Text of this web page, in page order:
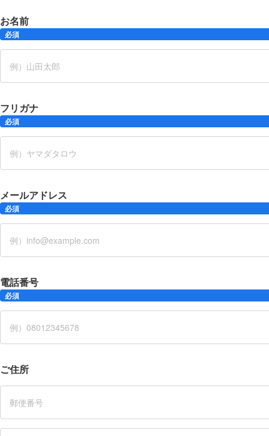
お名前
必須
フリガナ
必須
メールアドレス
必須
電話番号
必須
ご住所